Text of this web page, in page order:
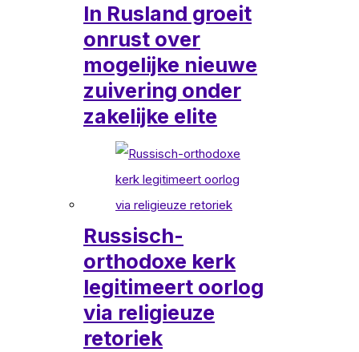
In Rusland groeit
onrust over
mogelijke nieuwe
zuivering onder
zakelijke elite
Russisch-
orthodoxe kerk
legitimeert oorlog
via religieuze
retoriek